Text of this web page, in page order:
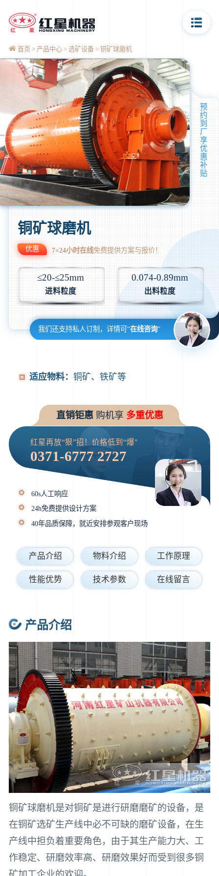
首页 产品中心 选矿设备 铜矿球磨机
预
约
到
厂
享
优
惠
补
贴
铜矿球磨机
优惠 7×24小时在线免费提供方案与报价！
≤20-≤25mm
进料粒度
0.074-0.89mm
出料粒度
我们还支持私人订制，详情可“在线咨询”
适应物料： 铜矿、铁矿等
直销钜惠购机享 多重优惠
红星再放“狠”招！价格低到“爆"
0371-6777 2727
60s人工响应
24h免费提供设计方案
40年品质保障，就近安排参观客户现场
产品介绍 物料介绍 工作原理
性能优势 技术参数 在线留言
产品介绍
铜矿球磨机是对铜矿是进行研磨磨矿的设备，是
在铜矿选矿生产线中必不可缺的磨矿设备，在生
产线中担负着重要角色，由于其生产能力大、工
作稳定、研磨效率高、研磨效果好而受到很多铜